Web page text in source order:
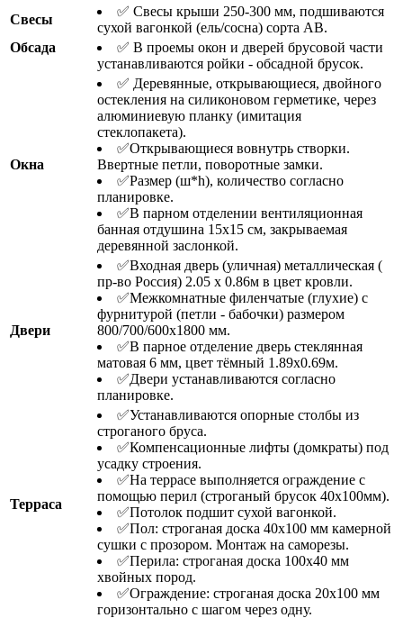
Свесы
✅ Свесы крыши 250-300 мм, подшиваются
сухой вагонкой (ель/сосна) сорта АВ.
Обсада
✅ В проемы окон и дверей брусовой части
устанавливаются ройки - обсадной брусок.
Окна
✅ Деревянные, открывающиеся, двойного
остекления на силиконовом герметике, через
алюминиевую планку (имитация
стеклопакета).
✅Открывающиеся вовнутрь створки.
Ввертные петли, поворотные замки.
✅Размер (ш*h), количество согласно
планировке.
✅В парном отделении вентиляционная
банная отдушина 15х15 см, закрываемая
деревянной заслонкой.
Двери
✅Входная дверь (уличная) металлическая (
пр-во Россия) 2.05 х 0.86м в цвет кровли.
✅Межкомнатные филенчатые (глухие) с
фурнитурой (петли - бабочки) размером
800/700/600х1800 мм.
✅В парное отделение дверь стеклянная
матовая 6 мм, цвет тёмный 1.89х0.69м.
✅Двери устанавливаются согласно
планировке.
Терраса
✅Устанавливаются опорные столбы из
строганого бруса.
✅Компенсационные лифты (домкраты) под
усадку строения.
✅На террасе выполняется ограждение с
помощью перил (строганый брусок 40х100мм).
✅Потолок подшит сухой вагонкой.
✅Пол: строганая доска 40х100 мм камерной
сушки с прозором. Монтаж на саморезы.
✅Перила: строганая доска 100х40 мм
хвойных пород.
✅Ограждение: строганая доска 20х100 мм
горизонтально с шагом через одну.